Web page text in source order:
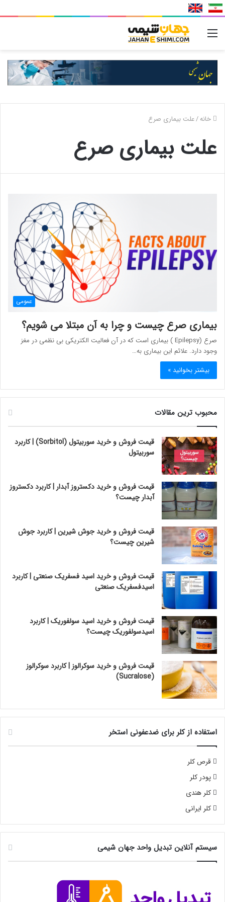
خانه/علت بیماری صرع
علت بیماری صرع
عمومی
بیماری صرع چیست و چرا به آن مبتلا می شویم؟
صرع (Epilepsy ) بیماری است که در آن فعالیت الکتریکی بی نظمی در مغز
وجود دارد. علائم این بیماری به…
بیشتر بخوانید »
محبوب ترین مقالات
قیمت فروش و خرید سوربیتول (Sorbitol) | کاربرد
سوربیتول
قیمت فروش و خرید دکستروز آبدار | کاربرد دکستروز
آبدار چیست؟
قیمت فروش و خرید جوش شیرین | کاربرد جوش
شیرین چیست؟
قیمت فروش و خرید اسید فسفریک صنعتی | کاربرد
اسیدفسفریک صنعتی
قیمت فروش و خرید اسید سولفوریک | کاربرد
اسیدسولفوریک چیست؟
قیمت فروش و خرید سوکرالوز | کاربرد سوکرالوز
(Sucralose)
استفاده از کلر برای ضدعفونی استخر
قرص کلر
پودر کلر
کلر هندی
کلر ایرانی
سیستم آنلاین تبدیل واحد جهان شیمی